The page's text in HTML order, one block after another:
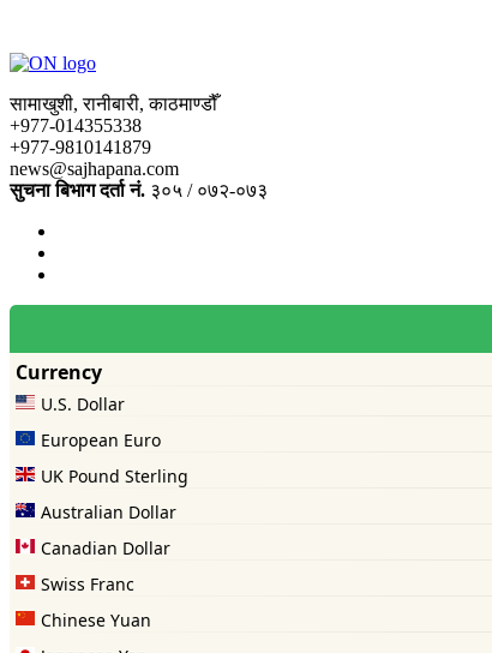
सामाखुशी, रानीबारी, काठमाण्डौँ
+977-014355338
+977-9810141879
news@sajhapana.com
सुचना बिभाग दर्ता नं. ३०५ / ०७२-०७३